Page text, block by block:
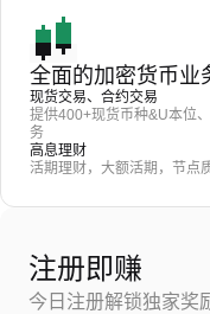
全面的加密货币业
现货交易、合约交易
提供400+现货币种&U本位
务
高息理财
活期理财，大额活期，节点
注册即赚
今日注册解锁独家奖